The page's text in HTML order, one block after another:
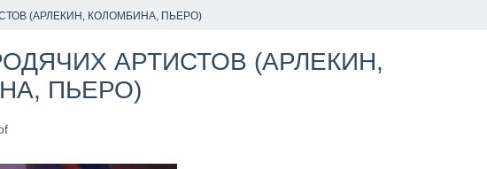
(АРЛЕКИН, КОЛОМБИНА, ПЬЕРО)
АРТИСТОВ (АРЛЕКИН,
ПЬЕРО)